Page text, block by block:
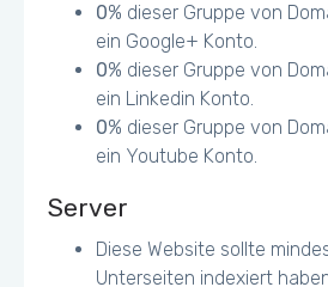
0% dieser Gruppe von
ein Google+ Konto.
0% dieser Gruppe von
ein Linkedin Konto.
0% dieser Gruppe von
ein Youtube Konto.
Server
Diese Website sollte
Unterseiten indexiert